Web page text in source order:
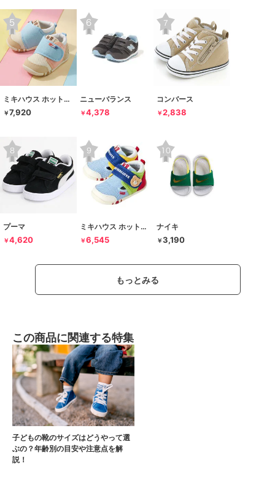
ミキハウス ホットビスケッツ
￥7,920
ニューバランス
￥4,378
コンバース
￥2,838
プーマ
￥4,620
ミキハウス ホットビスケッツ
￥6,545
ナイキ
￥3,190
もっとみる
この商品に関連する特集
子どもの靴のサイズはどうやって選
ぶの？年齢別の目安や注意点を解
説！